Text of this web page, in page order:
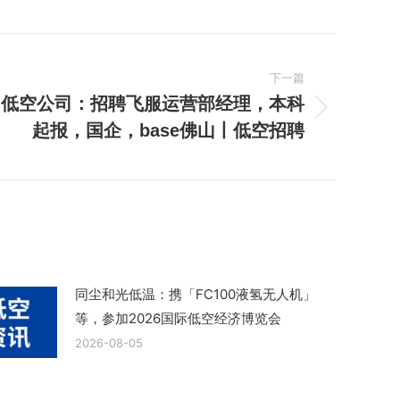
下一篇
空公司：招聘飞服运营部经理，本科
起报，国企，base佛山丨低空招聘
同尘和光低温：携「FC100液氢无人机」
等，参加2026国际低空经济博览会
2026-08-05